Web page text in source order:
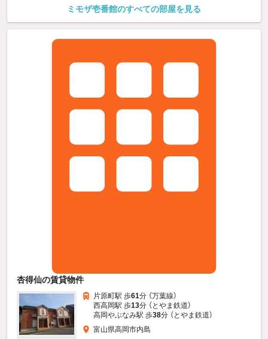
ミモザ壱番館のすべての部屋を見る
杏得仙の賃貸物件
片原町駅 歩61分 （万葉線）
西高岡駅 歩13分 （とやま鉄道）
高岡やぶなみ駅 歩38分 （とやま鉄道）
富山県高岡市内島